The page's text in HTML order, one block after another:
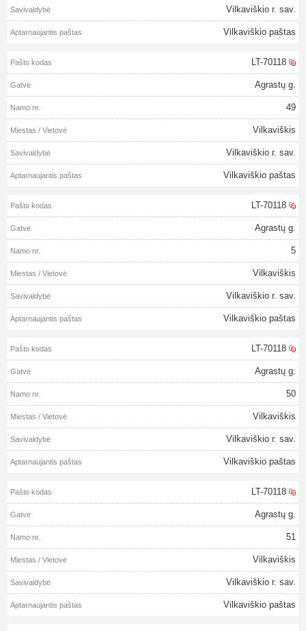
Vilkaviškio r. sav.
Vilkaviškio paštas
LT-70118
Agrastų g.
49
Vilkaviškis
Vilkaviškio r. sav.
Vilkaviškio paštas
LT-70118
Agrastų g.
5
Vilkaviškis
Vilkaviškio r. sav.
Vilkaviškio paštas
LT-70118
Agrastų g.
50
Vilkaviškis
Vilkaviškio r. sav.
Vilkaviškio paštas
LT-70118
Agrastų g.
51
Vilkaviškis
Vilkaviškio r. sav.
Vilkaviškio paštas